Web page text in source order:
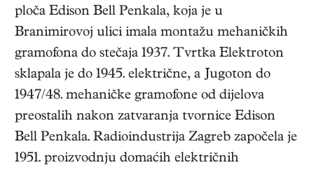
ploča Edison Bell Penkala, koja je u
Branimirovoj ulici imala montažu mehaničkih
gramofona do stečaja 1937. Tvrtka Elektroton
sklapala je do 1945. električne, a Jugoton do
1947/48. mehaničke gramofone od dijelova
preostalih nakon zatvaranja tvornice Edison
Bell Penkala. Radioindustrija Zagreb započela je
1951. proizvodnju domaćih električnih